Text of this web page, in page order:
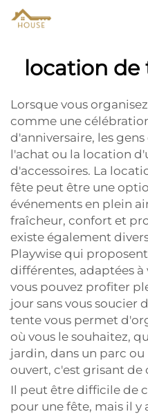
location de
Lorsque vous
comme une
d'anniversaire, les
l'achat ou la location
d'accessoires. La
fête peut être une
événements en plein
fraîcheur, confort et
existe également
Playwise qui
différentes, adaptées à
vous pouvez profiter
jour sans vous soucier
tente vous permet
où vous le souhaitez,
jardin, dans un parc
ouvert, c'est grisant de
Il peut être difficile de
pour une fête, mais il y